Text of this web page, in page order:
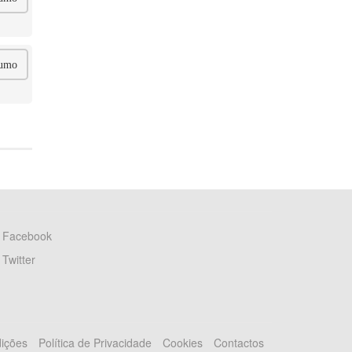
Facebook
Twitter
Política de Privacidade Cookies Contactos